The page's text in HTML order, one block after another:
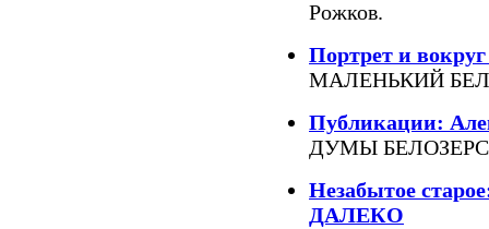
Рожков.
Портрет и
МАЛЕНЬКИЙ
Публикации:
ДУМЫ
Незабытое
ДАЛЕКО